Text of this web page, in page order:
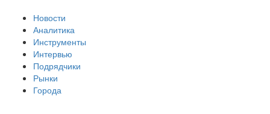
Новости
Аналитика
Инструменты
Интервью
Подрядчики
Рынки
Города